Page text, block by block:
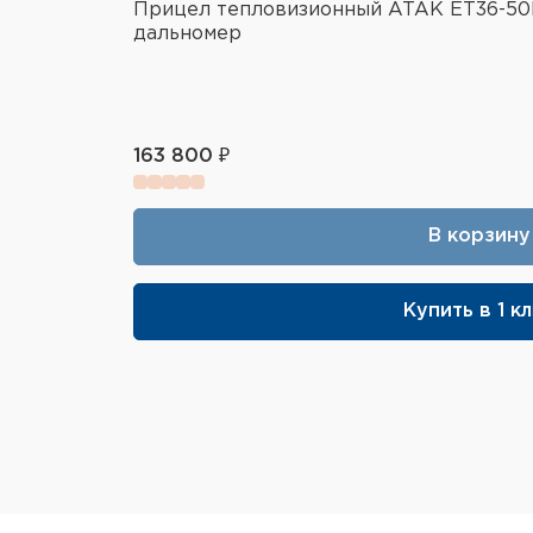
Прицел тепловизионный ATAK ET36-
дальномер
163 800 ₽
В корзину
Купить в 1